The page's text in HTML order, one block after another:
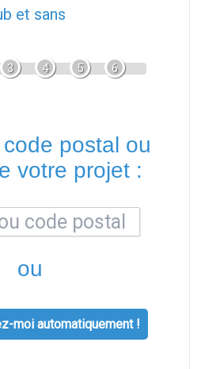
et sans
3 4 5 6
postal ou
votre projet :
ou
moi automatiquement !